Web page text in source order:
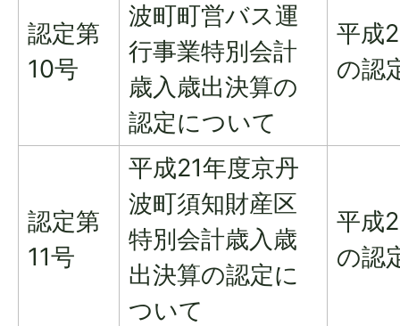
認定第
10号
波町町営バス運
行事業特別会計
歳入歳出決算の
認定について
平成
の認
認定第
11号
平成21年度京丹
波町須知財産区
特別会計歳入歳
出決算の認定に
ついて
平成
の認